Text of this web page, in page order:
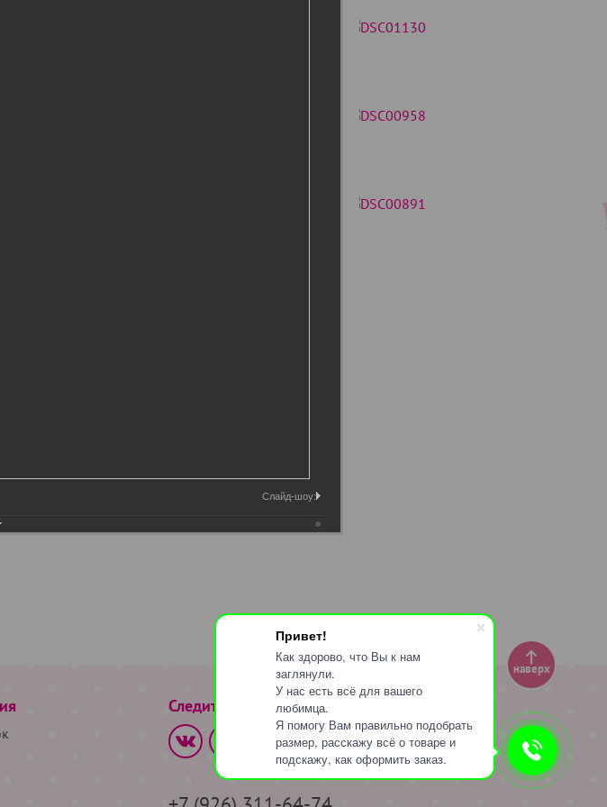
Привет!
Как здорово, что Вы к нам
заглянули.
У нас есть всё для вашего
любимца.
Я помогу Вам правильно подобрать
размер, расскажу всё о товаре и
подскажу, как оформить заказ.
Следите за нами
наверх
Слайд-шоу: